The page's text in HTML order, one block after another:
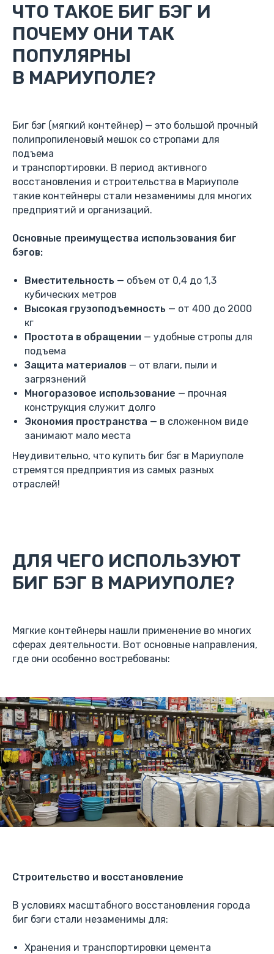
ЧТО ТАКОЕ БИГ БЭГ И
ПОЧЕМУ ОНИ ТАК
ПОПУЛЯРНЫ
В МАРИУПОЛЕ?
Биг бэг (мягкий контейнер) — это большой прочный
полипропиленовый мешок со стропами для
подъема
и транспортировки. В период активного
восстановления и строительства в Мариуполе
такие контейнеры стали незаменимы для многих
предприятий и организаций.
Основные преимущества использования биг
бэгов:
Вместительность — объем от 0,4 до 1,3
кубических метров
Высокая грузоподъемность — от 400 до 2000
кг
Простота в обращении — удобные стропы для
подъема
Защита материалов — от влаги, пыли и
загрязнений
Многоразовое использование — прочная
конструкция служит долго
Экономия пространства — в сложенном виде
занимают мало места
Неудивительно, что купить биг бэг в Мариуполе
стремятся предприятия из самых разных
отраслей!
ДЛЯ ЧЕГО ИСПОЛЬЗУЮТ
БИГ БЭГ В МАРИУПОЛЕ?
Мягкие контейнеры нашли применение во многих
сферах деятельности. Вот основные направления,
где они особенно востребованы:
Строительство и восстановление
В условиях масштабного восстановления города
биг бэги стали незаменимы для:
Хранения и транспортировки цемента